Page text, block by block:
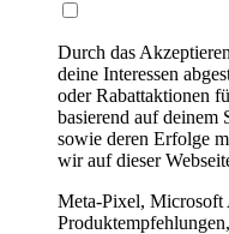
Durch das
deine Interessen
oder Rabattaktionen
basierend auf deinem
sowie deren Erfolge
wir auf dieser
Meta-Pixel,